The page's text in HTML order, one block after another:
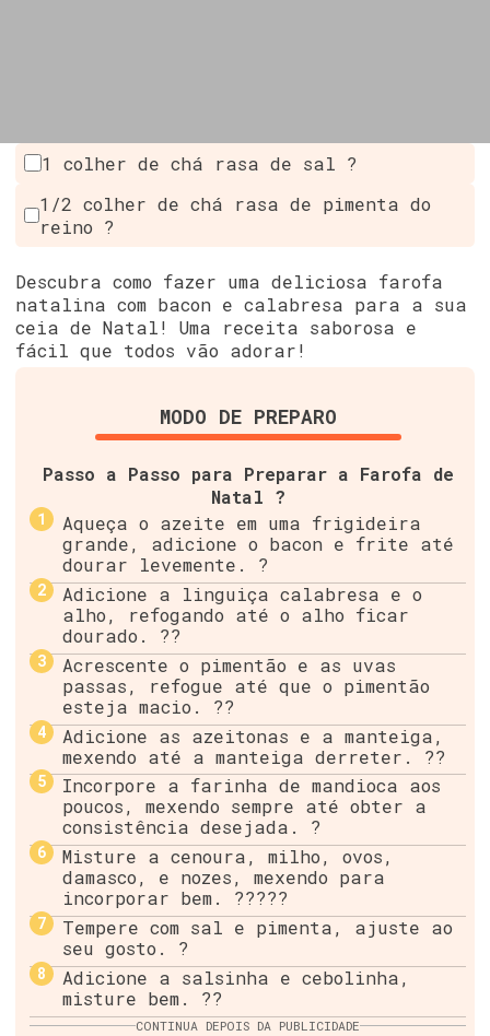
1 colher de chá rasa de sal ?
1/2 colher de chá rasa de pimenta do
reino ?
Descubra como fazer uma deliciosa farofa
natalina com bacon e calabresa para a sua
ceia de Natal! Uma receita saborosa e
fácil que todos vão adorar!
MODO DE PREPARO
Passo a Passo para Preparar a Farofa de
Natal ?
Aqueça o azeite em uma frigideira
grande, adicione o bacon e frite até
dourar levemente. ?
Adicione a linguiça calabresa e o
alho, refogando até o alho ficar
dourado. ??
Acrescente o pimentão e as uvas
passas, refogue até que o pimentão
esteja macio. ?️?
Adicione as azeitonas e a manteiga,
mexendo até a manteiga derreter. ??
Incorpore a farinha de mandioca aos
poucos, mexendo sempre até obter a
consistência desejada. ?
Misture a cenoura, milho, ovos,
damasco, e nozes, mexendo para
incorporar bem. ?????
Tempere com sal e pimenta, ajuste ao
seu gosto. ?
Adicione a salsinha e cebolinha,
misture bem. ??
CONTINUA DEPOIS DA PUBLICIDADE